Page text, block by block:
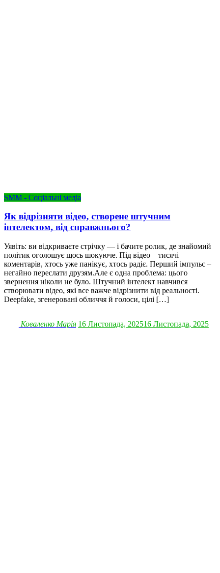
SMM - Соціальні медіа
Як відрізняти відео, створене штучним
інтелектом, від справжнього?
Уявіть: ви відкриваєте стрічку — і бачите ролик, де знайомий
політик оголошує щось шокуюче. Під відео – тисячі
коментарів, хтось уже панікує, хтось радіє. Перший імпульс –
негайно переслати друзям.Але є одна проблема: цього
звернення ніколи не було. Штучний інтелект навчився
створювати відео, які все важче відрізнити від реальності.
Deepfake, згенеровані обличчя й голоси, цілі […]
Коваленко Марія 16 Листопада, 202516 Листопада, 2025